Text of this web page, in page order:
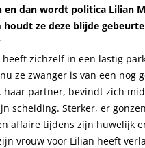
en dan wordt politica Lilian
houdt ze deze blijde
zichzelf in een lastig
ze zwanger is van een nog
haar partner, bevindt zich
scheiding. Sterker, er gonzen
affaire tijdens zijn huwelijk
vrouw voor Lilian heeft